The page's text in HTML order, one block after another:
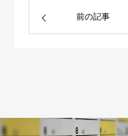
前の記事